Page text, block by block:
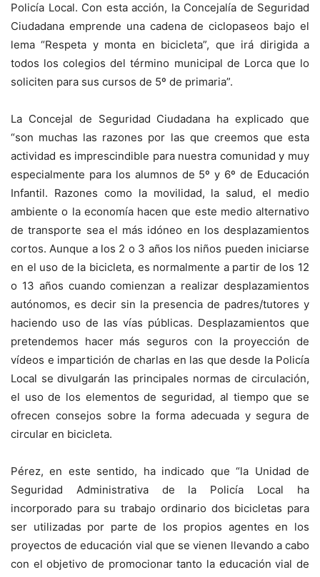
Policía Local. Con esta acción, la Concejalía de Seguridad
Ciudadana emprende una cadena de ciclopaseos bajo el
lema “Respeta y monta en bicicleta”, que irá dirigida a
todos los colegios del término municipal de Lorca que lo
soliciten para sus cursos de 5º de primaria”.
La Concejal de Seguridad Ciudadana ha explicado que
“son muchas las razones por las que creemos que esta
actividad es imprescindible para nuestra comunidad y muy
especialmente para los alumnos de 5º y 6º de Educación
Infantil. Razones como la movilidad, la salud, el medio
ambiente o la economía hacen que este medio alternativo
de transporte sea el más idóneo en los desplazamientos
cortos. Aunque a los 2 o 3 años los niños pueden iniciarse
en el uso de la bicicleta, es normalmente a partir de los 12
o 13 años cuando comienzan a realizar desplazamientos
autónomos, es decir sin la presencia de padres/tutores y
haciendo uso de las vías públicas. Desplazamientos que
pretendemos hacer más seguros con la proyección de
vídeos e impartición de charlas en las que desde la Policía
Local se divulgarán las principales normas de circulación,
el uso de los elementos de seguridad, al tiempo que se
ofrecen consejos sobre la forma adecuada y segura de
circular en bicicleta.
Pérez, en este sentido, ha indicado que “la Unidad de
Seguridad Administrativa de la Policía Local ha
incorporado para su trabajo ordinario dos bicicletas para
ser utilizadas por parte de los propios agentes en los
proyectos de educación vial que se vienen llevando a cabo
con el objetivo de promocionar tanto la educación vial de